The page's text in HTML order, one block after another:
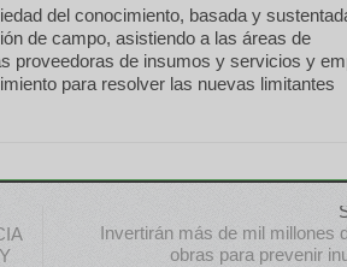
del conocimiento, basada y
de campo, asistiendo a las áreas de
proveedoras de insumos y servicios y
para resolver las nuevas limitantes
Invertirán más de mil millones
obras para prevenir